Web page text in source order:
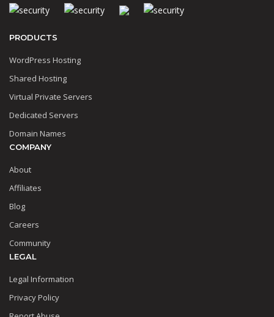
PRODUCTS
WordPress Hosting
Shared Hosting
Virtual Private Servers
Dedicated Servers
Domain Names
COMPANY
About
Affiliates
Blog
Careers
Community
LEGAL
Legal Information
Privacy Policy